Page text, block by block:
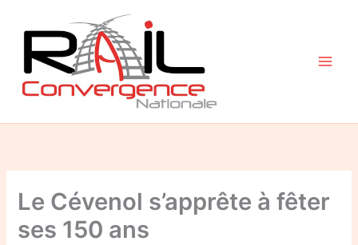
contenu
Le Cévenol s’apprête à fêter
ses 150 ans